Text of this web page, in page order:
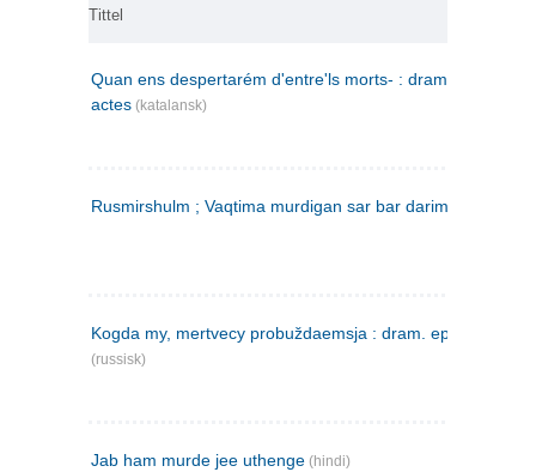
Tittel
Quan ens despertarém d'entre'ls morts- : drama en tres
actes (katalansk)
Rusmirshulm ; Vaqtima murdigan sar bar darim
Kogda my, mertvecy probuždaemsja : dram. epilog v 3 d
(russisk)
Jab ham murde jee uthenge (hindi)